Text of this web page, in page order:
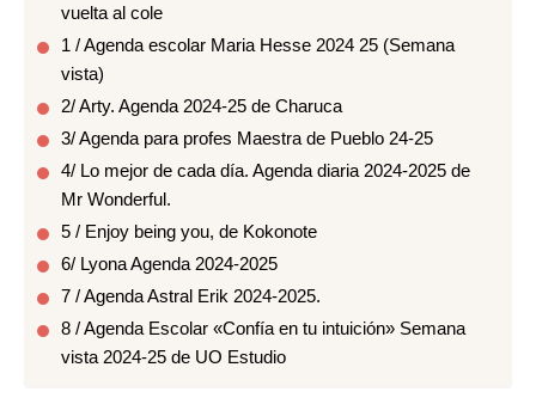
vuelta al cole
1 / Agenda escolar Maria Hesse 2024 25 (Semana
vista)
2/ Arty. Agenda 2024-25 de Charuca
3/ Agenda para profes Maestra de Pueblo 24-25
4/ Lo mejor de cada día. Agenda diaria 2024-2025 de
Mr Wonderful.
5 / Enjoy being you, de Kokonote
6/ Lyona Agenda 2024-2025
7 / Agenda Astral Erik 2024-2025.
8 / Agenda Escolar «Confía en tu intuición» Semana
vista 2024-25 de UO Estudio